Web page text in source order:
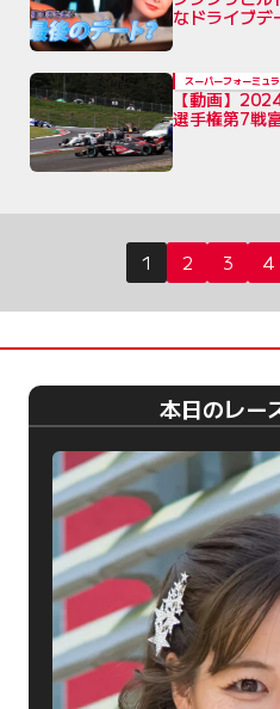
なドライブデ
【動画】
選手権第7戦
スーパーフォーミュラ
の
ペ
ー
ジ
送
り
1 2 3 4
本日のレー